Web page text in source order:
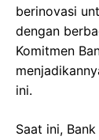
berinovasi
dengan
Komitmen
ini.
Saat ini,